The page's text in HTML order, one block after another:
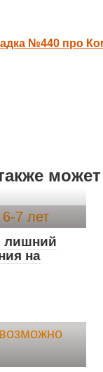
№440 про
лишний
на